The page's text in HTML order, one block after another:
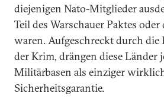
diejenigen Nato-Mitglieder
Teil des Warschauer Paktes
waren. Aufgeschreckt durch
der Krim, drängen diese Länder
Militärbasen als einziger
Sicherheitsgarantie.